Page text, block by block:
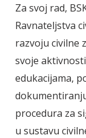
Za svoj rad,
Ravnateljstva
razvoju civilne
svoje
edukacijama,
procedura za
u sustavu